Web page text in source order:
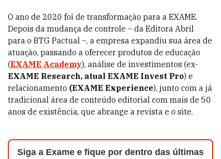
O ano de 2020 foi de transformação para a EXAME.
Depois da mudança de controle – da Editora Abril
para o BTG Pactual –, a empresa expandiu sua área de
atuação, passando a oferecer produtos de educação
(EXAME Academy), análise de investimentos (ex-
EXAME Research, atual EXAME Invest Pro) e
relacionamento (EXAME Experience), junto com a já
tradicional área de conteúdo editorial com mais de 50
anos de existência, que abrange a revista e o site.
Siga a Exame e fique por dentro das últimas